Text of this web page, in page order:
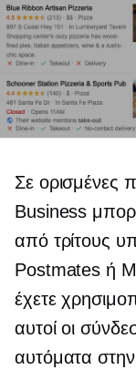
Σε ορισμένες
Business
από τρίτους
Postmates ή
έχετε
αυτοί οι
αυτόματα